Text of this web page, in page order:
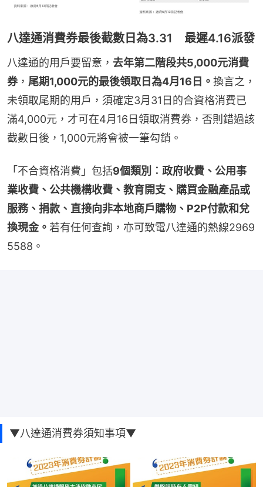
八達通消費券最後截數日為3.31 最遲4.16派發
八達通的用戶要留意， 去年第二階段共5,000元消費
券， 尾期1,000元的最後領取日為4月16日。 換言之，
未領取尾期的用戶，須確定3月31日的合資格消費已
滿4,000元，才可在4月16日領取消費券，否則錯過該
截數日後，1,000元將會被一筆勾銷。
「不合資格消費」包括9個類別︰政府收費、公用事
業收費、公共機構收費、教育開支、購買金融產品或
服務、捐款、直接向非本地商戶購物、P2P付款和兌
換現金。 若有任何查詢，亦可致電八達通的熱線2969
5588。
▼八達通消費券須知事項▼